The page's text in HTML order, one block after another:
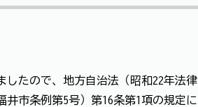
たので、地方自治法（昭和22年法律
市条例第5号）第16条第1項の規定に